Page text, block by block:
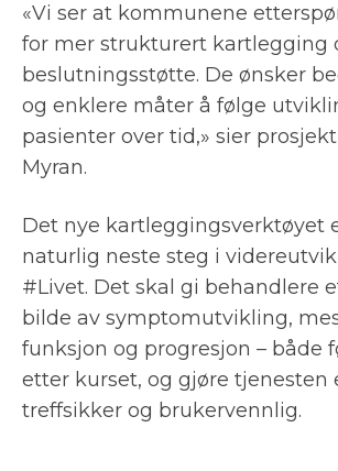
«Vi ser at kommunene
for mer strukturert kartlegging
beslutningsstøtte. De ønsker
og enklere måter å følge
pasienter over tid,» sier
Myran.
Det nye kartleggingsverktøyet
naturlig neste steg i
#Livet. Det skal gi behandlere
bilde av symptomutvikling,
funksjon og progresjon – både
etter kurset, og gjøre tjenesten
treffsikker og brukervennlig.